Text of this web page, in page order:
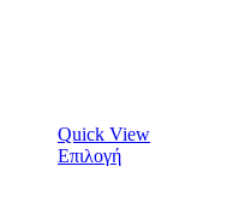
Quick View
Επιλογή